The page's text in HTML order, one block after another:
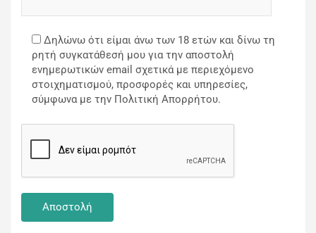
Δηλώνω ότι είμαι άνω των 18 ετών και δίνω τη
ρητή συγκατάθεσή μου για την αποστολή
ενημερωτικών email σχετικά με περιεχόμενο
στοιχηματισμού, προσφορές και υπηρεσίες,
σύμφωνα με την Πολιτική Απορρήτου.